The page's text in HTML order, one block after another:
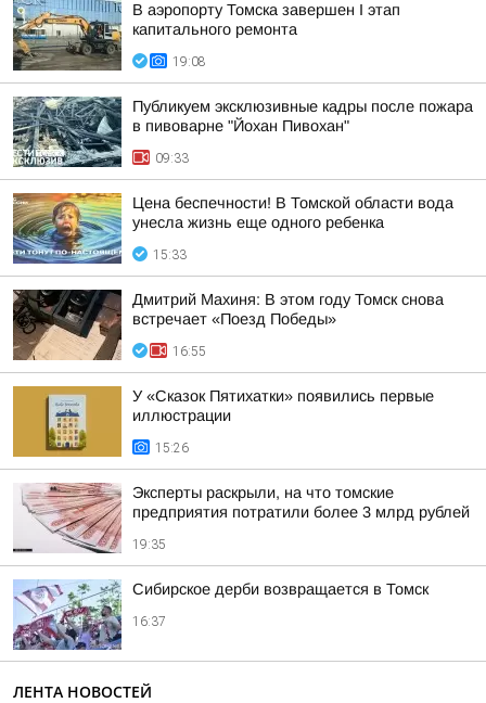
В аэропорту Томска завершен I этап
капитального ремонта
19:08
Публикуем эксклюзивные кадры после пожара
в пивоварне "Йохан Пивохан"
09:33
Цена беспечности! В Томской области вода
унесла жизнь еще одного ребенка
15:33
Дмитрий Махиня: В этом году Томск снова
встречает «Поезд Победы»
16:55
У «Сказок Пятихатки» появились первые
иллюстрации
15:26
Эксперты раскрыли, на что томские
предприятия потратили более 3 млрд рублей
19:35
Сибирское дерби возвращается в Томск
16:37
ЛЕНТА НОВОСТЕЙ